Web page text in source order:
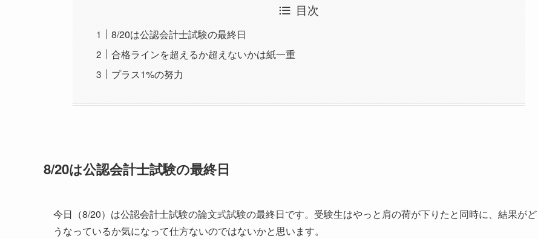
目次
8/20は公認会計士試験の最終日
合格ラインを超えるか超えないかは紙一重
プラス1%の努力
8/20は公認会計士試験の最終日
今日（8/20）は公認会計士試験の論文式試験の最終日です。受験生はやっと肩の荷が下りたと同時に、結果がど
うなっているか気になって仕方ないのではないかと思います。